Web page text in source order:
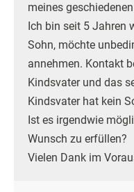
meines
Ich bin seit 5 Jahren
Sohn, möchte
annehmen. Kontakt
Kindsvater und das
Kindsvater hat kein
Ist es irgendwie
Wunsch zu erfüllen?
Vielen Dank im